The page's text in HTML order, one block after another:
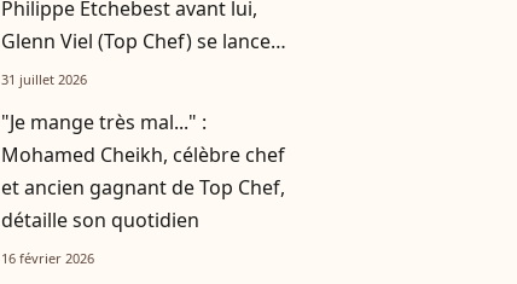
Philippe Etchebest avant lui,
Glenn Viel (Top Chef) se lance
dans une nouvelle aventure
31 juillet 2026
"Je mange très mal..." :
Mohamed Cheikh, célèbre chef
et ancien gagnant de Top Chef,
détaille son quotidien
16 février 2026